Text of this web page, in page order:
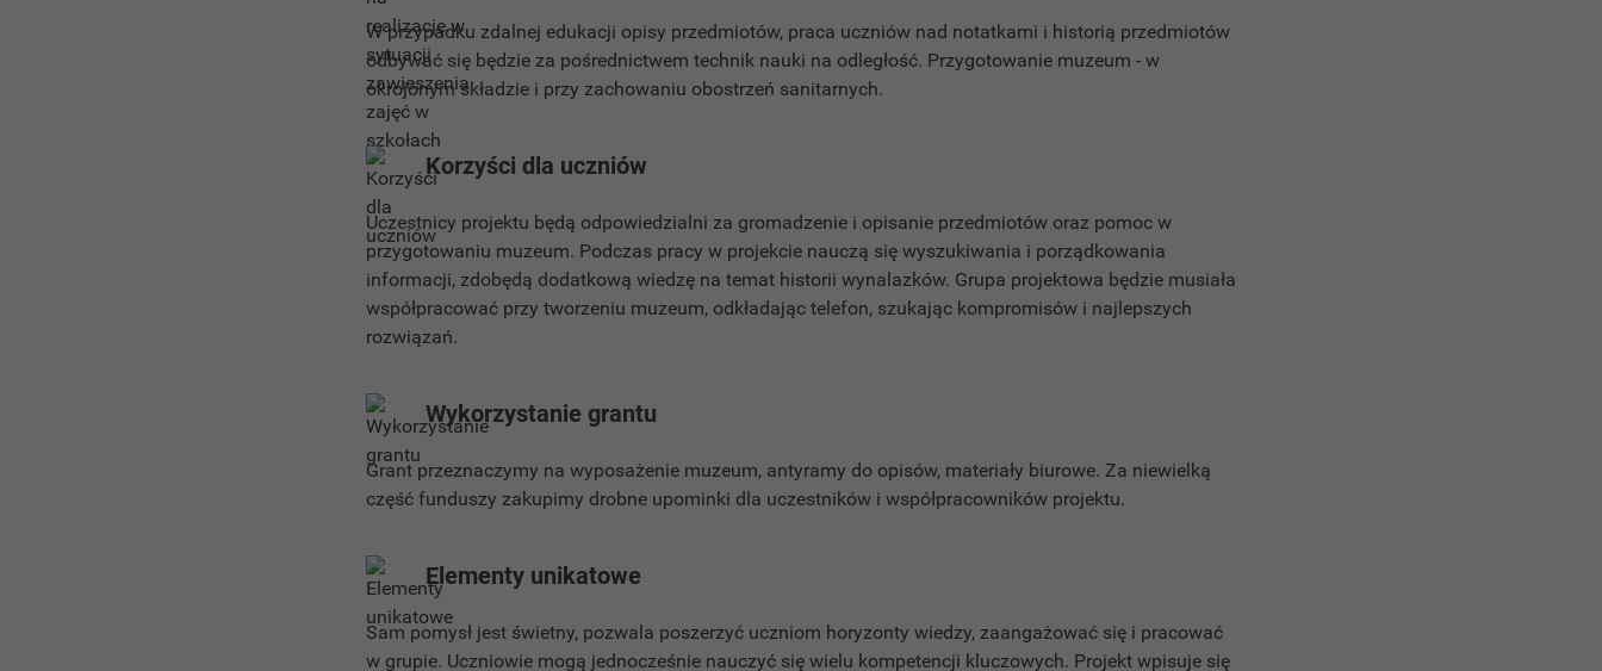
W przypadku zdalnej edukacji opisy przedmiotów, praca uczniów nad notatkami i historią przedmiotów
odbywać się będzie za pośrednictwem technik nauki na odległość. Przygotowanie muzeum - w
okrojonym składzie i przy zachowaniu obostrzeń sanitarnych.
Korzyści dla uczniów
Uczestnicy projektu będą odpowiedzialni za gromadzenie i opisanie przedmiotów oraz pomoc w
przygotowaniu muzeum. Podczas pracy w projekcie nauczą się wyszukiwania i porządkowania
informacji, zdobędą dodatkową wiedzę na temat historii wynalazków. Grupa projektowa będzie musiała
współpracować przy tworzeniu muzeum, odkładając telefon, szukając kompromisów i najlepszych
rozwiązań.
Wykorzystanie grantu
Grant przeznaczymy na wyposażenie muzeum, antyramy do opisów, materiały biurowe. Za niewielką
część funduszy zakupimy drobne upominki dla uczestników i współpracowników projektu.
Elementy unikatowe
Sam pomysł jest świetny, pozwala poszerzyć uczniom horyzonty wiedzy, zaangażować się i pracować
w grupie. Uczniowie mogą jednocześnie nauczyć się wielu kompetencji kluczowych. Projekt wpisuje się